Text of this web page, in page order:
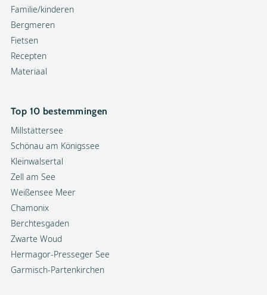
Familie/kinderen
Bergmeren
Fietsen
Recepten
Materiaal
Top 10 bestemmingen
Millstättersee
Schönau am Königssee
Kleinwalsertal
Zell am See
Weißensee Meer
Chamonix
Berchtesgaden
Zwarte Woud
Hermagor-Presseger See
Garmisch-Partenkirchen